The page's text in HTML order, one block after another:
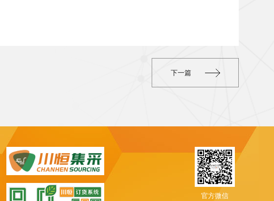
下一篇
官方微信